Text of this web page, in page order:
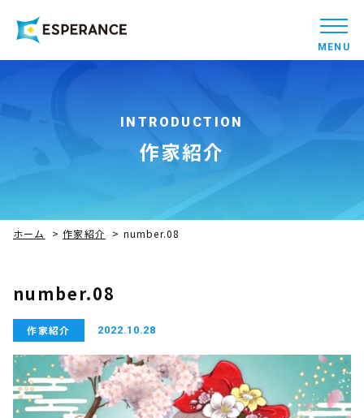
MENU
INTRODUCTION
作家紹介
ホーム >作家紹介 > number.08
number.08
作家紹介 2022.10.28